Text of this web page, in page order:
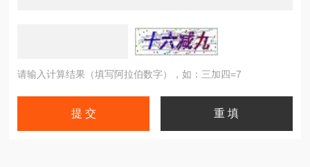
请输入计算结果（填写阿拉伯数字），如：三加四=7